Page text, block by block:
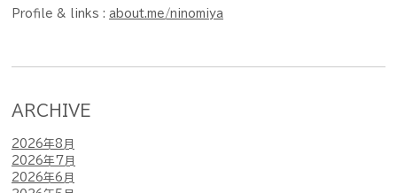
Profile & links : about.me/ninomiya
ARCHIVE
2026年8月
2026年7月
2026年6月